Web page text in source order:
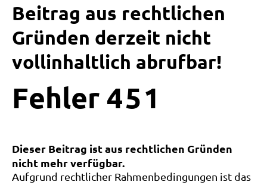
Beitrag aus rechtlichen
Gründen derzeit nicht
vollinhaltlich abrufbar!
Fehler 4 5 1
Dieser Beitrag ist aus rechtlichen Gründen
nicht mehr verfügbar.
Aufgrund rechtlicher Rahmenbedingungen ist das